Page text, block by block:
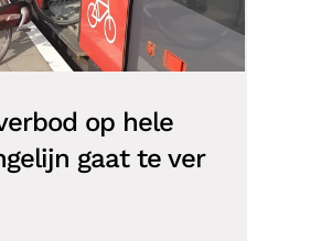
op hele
gaat te ver